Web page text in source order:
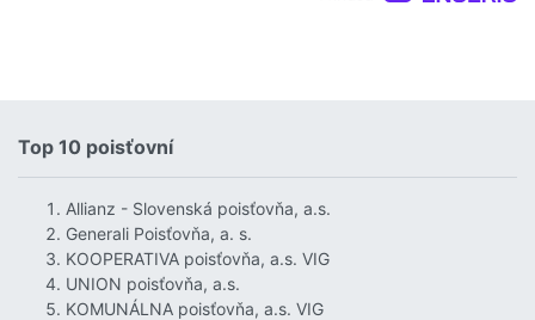
Top 10 poisťovní
Allianz - Slovenská poisťovňa, a.s.
Generali Poisťovňa, a. s.
KOOPERATIVA poisťovňa, a.s. VIG
UNION poisťovňa, a.s.
KOMUNÁLNA poisťovňa, a.s. VIG